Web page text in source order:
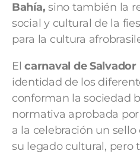
Bahía, sino también la
social y cultural de la
para la cultura
Elcarnaval de Salvador
identidad de los
conforman la sociedad
normativa aprobada
a la celebración un
su legado cultural, pero